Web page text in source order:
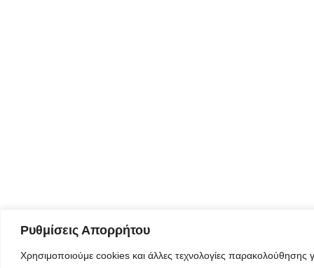
Ρυθμίσεις Απορρήτου
Χρησιμοποιούμε cookies και άλλες τεχνολογίες παρακολούθησης